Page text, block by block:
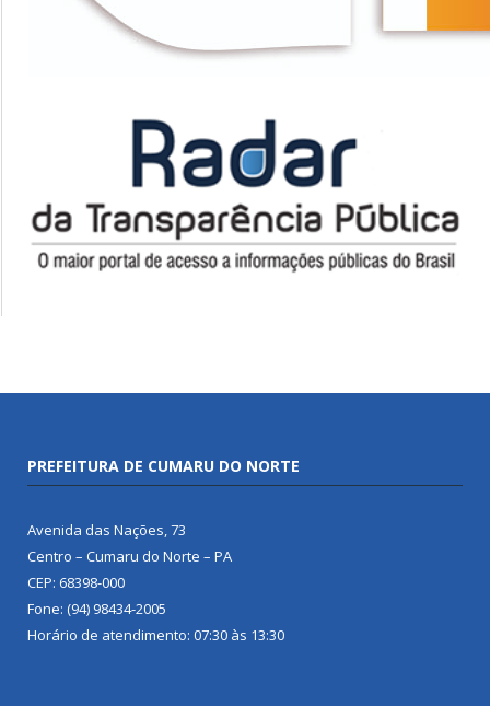
PREFEITURA DE CUMARU DO NORTE
Avenida das Nações, 73
Centro – Cumaru do Norte – PA
CEP: 68398-000
Fone: (94) 98434-2005
Horário de atendimento: 07:30 às 13:30